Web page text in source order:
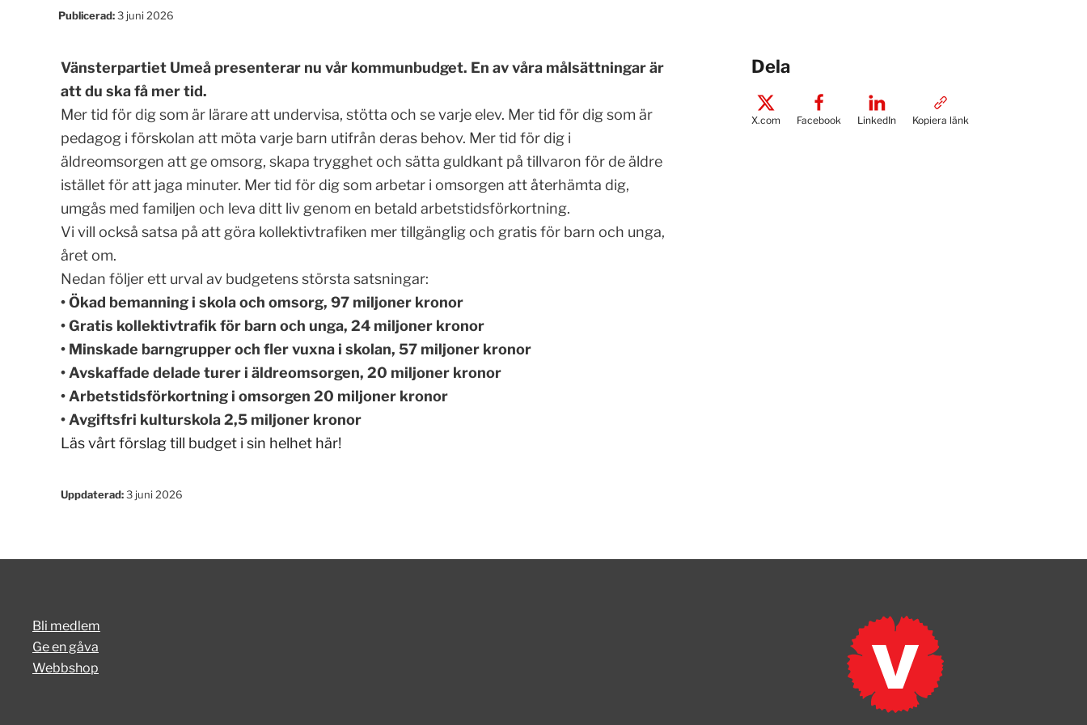
Publicerad:3 juni 2026
Vänsterpartiet Umeå presenterar nu vår kommunbudget. En av våra målsättningar är
att du ska få mer tid.
Mer tid för dig som är lärare att undervisa, stötta och se varje elev. Mer tid för dig som är
pedagog i förskolan att möta varje barn utifrån deras behov. Mer tid för dig i
äldreomsorgen att ge omsorg, skapa trygghet och sätta guldkant på tillvaron för de äldre
istället för att jaga minuter. Mer tid för dig som arbetar i omsorgen att återhämta dig,
umgås med familjen och leva ditt liv genom en betald arbetstidsförkortning.
Vi vill också satsa på att göra kollektivtrafiken mer tillgänglig och gratis för barn och unga,
året om.
Nedan följer ett urval av budgetens största satsningar:
• Ökad bemanning i skola och omsorg, 97 miljoner kronor
• Gratis kollektivtrafik för barn och unga, 24 miljoner kronor
• Minskade barngrupper och fler vuxna i skolan, 57 miljoner kronor
• Avskaffade delade turer i äldreomsorgen, 20 miljoner kronor
• Arbetstidsförkortning i omsorgen 20 miljoner kronor
• Avgiftsfri kulturskola 2,5 miljoner kronor
Läs vårt förslag till budget i sin helhet här!
Uppdaterad:3 juni 2026
Dela
X.com Facebook LinkedIn Kopiera länk
Bli medlem
Ge en gåva
Webbshop